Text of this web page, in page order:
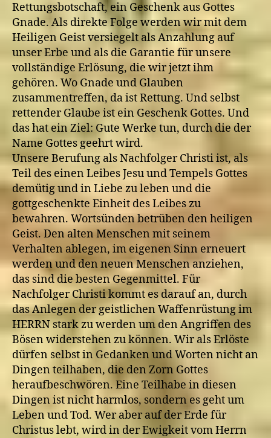
Rettungsbotschaft, ein Geschenk aus Gottes
Gnade. Als direkte Folge werden wir mit dem
Heiligen Geist versiegelt als Anzahlung auf
unser Erbe und als die Garantie für unsere
vollständige Erlösung, die wir jetzt ihm
gehören. Wo Gnade und Glauben
zusammentreffen, da ist Rettung. Und selbst
rettender Glaube ist ein Geschenk Gottes. Und
das hat ein Ziel: Gute Werke tun, durch die der
Name Gottes geehrt wird.
Unsere Berufung als Nachfolger Christi ist, als
Teil des einen Leibes Jesu und Tempels Gottes
demütig und in Liebe zu leben und die
gottgeschenkte Einheit des Leibes zu
bewahren. Wortsünden betrüben den heiligen
Geist. Den alten Menschen mit seinem
Verhalten ablegen, im eigenen Sinn erneuert
werden und den neuen Menschen anziehen,
das sind die besten Gegenmittel. Für
Nachfolger Christi kommt es darauf an, durch
das Anlegen der geistlichen Waffenrüstung im
HERRN stark zu werden um den Angriffen des
Bösen widerstehen zu können. Wir als Erlöste
dürfen selbst in Gedanken und Worten nicht an
Dingen teilhaben, die den Zorn Gottes
heraufbeschwören. Eine Teilhabe in diesen
Dingen ist nicht harmlos, sondern es geht um
Leben und Tod. Wer aber auf der Erde für
Christus lebt, wird in der Ewigkeit vom Herrn